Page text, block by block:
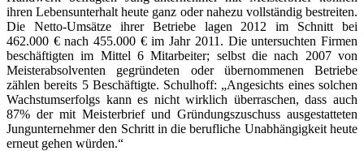
ihren Lebensunterhalt heute ganz oder nahezu vollständig bestreiten.
Die Netto-Umsätze ihrer Betriebe lagen 2012 im Schnitt bei
462.000 € nach 455.000 € im Jahr 2011. Die untersuchten Firmen
beschäftigten im Mittel 6 Mitarbeiter; selbst die nach 2007 von
Meisterabsolventen gegründeten oder übernommenen Betriebe
zählen bereits 5 Beschäftigte. Schulhoff: „Angesichts eines solchen
Wachstumserfolgs kann es nicht wirklich überraschen, dass auch
87% der mit Meisterbrief und Gründungszuschuss ausgestatteten
Jungunternehmer den Schritt in die berufliche Unabhängigkeit heute
erneut gehen würden.“